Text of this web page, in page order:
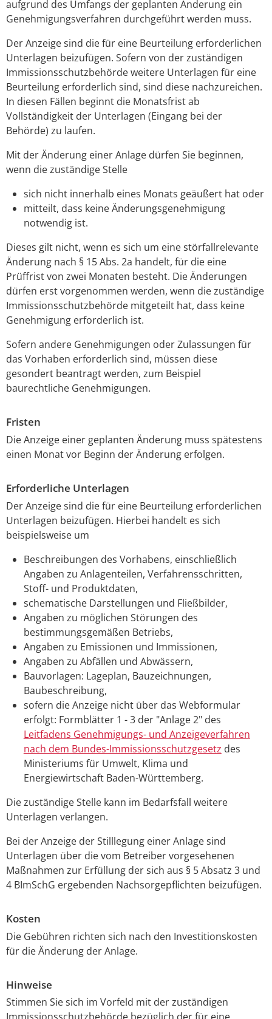
aufgrund des Umfangs der geplanten Änderung ein
Genehmigungsverfahren durchgeführt werden muss.
Der Anzeige sind die für eine Beurteilung erforderlichen
Unterlagen beizufügen. Sofern von der zuständigen
Immissionsschutzbehörde weitere Unterlagen für eine
Beurteilung erforderlich sind, sind diese nachzureichen.
In diesen Fällen beginnt die Monatsfrist ab
Vollständigkeit der Unterlagen (Eingang bei der
Behörde) zu laufen.
Mit der Änderung einer Anlage dürfen Sie beginnen,
wenn die zuständige Stelle
sich nicht innerhalb eines Monats geäußert hat oder
mitteilt, dass keine Änderungsgenehmigung
notwendig ist.
Dieses gilt nicht, wenn es sich um eine störfallrelevante
Änderung nach § 15 Abs. 2a handelt, für die eine
Prüffrist von zwei Monaten besteht. Die Änderungen
dürfen erst vorgenommen werden, wenn die zuständige
Immissionsschutzbehörde mitgeteilt hat, dass keine
Genehmigung erforderlich ist.
Sofern andere Genehmigungen oder Zulassungen für
das Vorhaben erforderlich sind, müssen diese
gesondert beantragt werden, zum Beispiel
baurechtliche Genehmigungen.
Fristen
Die Anzeige einer geplanten Änderung muss spätestens
einen Monat vor Beginn der Änderung erfolgen.
Erforderliche Unterlagen
Der Anzeige sind die für eine Beurteilung erforderlichen
Unterlagen beizufügen. Hierbei handelt es sich
beispielsweise um
Beschreibungen des Vorhabens, einschließlich
Angaben zu Anlagenteilen, Verfahrensschritten,
Stoff- und Produktdaten,
schematische Darstellungen und Fließbilder,
Angaben zu möglichen Störungen des
bestimmungsgemäßen Betriebs,
Angaben zu Emissionen und Immissionen,
Angaben zu Abfällen und Abwässern,
Bauvorlagen: Lageplan, Bauzeichnungen,
Baubeschreibung,
sofern die Anzeige nicht über das Webformular
erfolgt: Formblätter 1 - 3 der "Anlage 2" des
Leitfadens Genehmigungs- und Anzeigeverfahren
nach dem Bundes-Immissionsschutzgesetz des
Ministeriums für Umwelt, Klima und
Energiewirtschaft Baden-Württemberg.
Die zuständige Stelle kann im Bedarfsfall weitere
Unterlagen verlangen.
Bei der Anzeige der Stilllegung einer Anlage sind
Unterlagen über die vom Betreiber vorgesehenen
Maßnahmen zur Erfüllung der sich aus § 5 Absatz 3 und
4 BImSchG ergebenden Nachsorgepflichten beizufügen.
Kosten
Die Gebühren richten sich nach den Investitionskosten
für die Änderung der Anlage.
Hinweise
Stimmen Sie sich im Vorfeld mit der zuständigen